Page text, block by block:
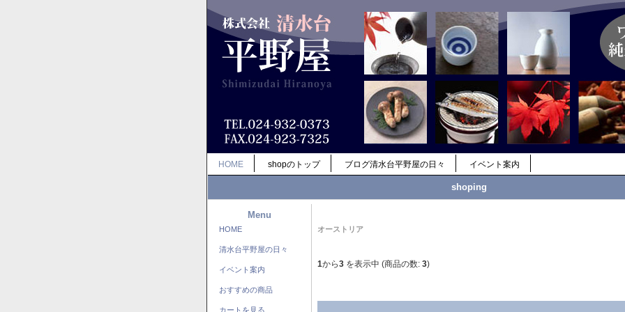
HOME shopのトップ ブログ清水台平野屋の日々 イベント案内
shoping
Menu
HOME
清水台平野屋の日々
イベント案内
おすすめの商品
カートを見る
オーストリア
1から3 を表示中 (商品の数: 3)